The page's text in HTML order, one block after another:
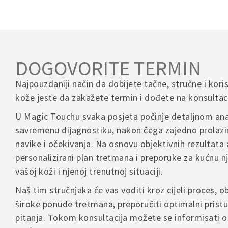
VAŽNE
Ako
upotrebe
48 sati
rutini
Kod
za
POVRATI I
Ukoliko
– Povrat
–
–
proizvoda
U
kontakt
Telefon
00 387 60 3
Radno
Rado
Your
Your
DOGOVORITE TERMIN
Najpouzdaniji način da dobijete tačne, stručne i
kože jeste da zakažete termin i dođete na
U Magic Touchu svaka posjeta počinje detaljnom
savremenu dijagnostiku, nakon čega zajedno
navike i očekivanja. Na osnovu objektivnih rezultata
personalizirani plan tretmana i preporuke za kućnu
vašoj koži i njenoj trenutnoj situaciji.
Naš tim stručnjaka će vas voditi kroz cijeli proces,
široke ponude tretmana, preporučiti optimalni
pitanja. Tokom konsultacija možete se informisati